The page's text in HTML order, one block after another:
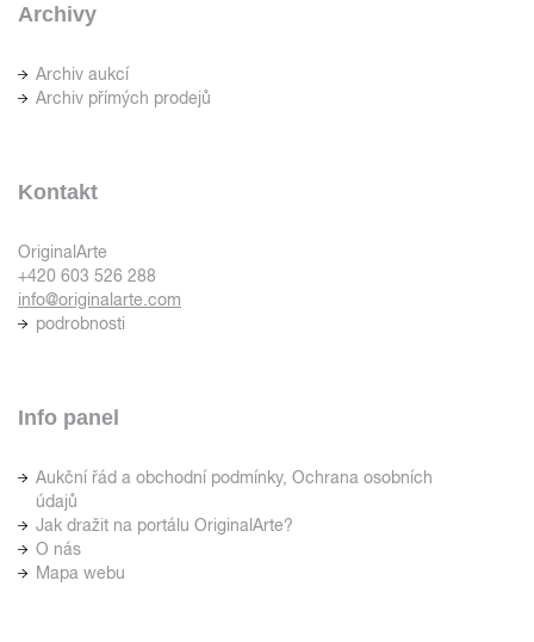
Archivy
Archiv aukcí
Archiv přímých prodejů
Kontakt
OriginalArte
+420 603 526 288
info@originalarte.com
podrobnosti
Info panel
Aukční řád a obchodní podmínky, Ochrana osobních
údajů
Jak dražit na portálu OriginalArte?
O nás
Mapa webu